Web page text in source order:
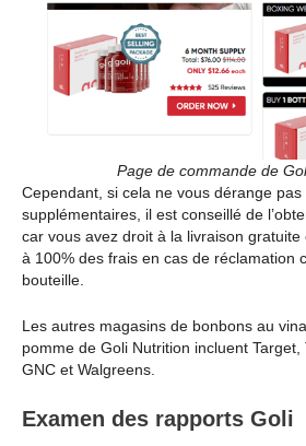
Page de commande de
Cependant, si cela ne vous dérange pas
supplémentaires, il est conseillé de
car vous avez droit à la livraison
à 100% des frais en cas de réclamation
bouteille.
Les autres magasins de bonbons au
pomme de Goli Nutrition incluent
GNC et Walgreens.
Examen des rapports Goli